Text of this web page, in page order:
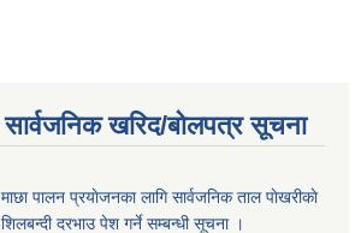
सार्वजनिक खरिद/बोलपत्र सूचना
माछा पालन प्रयाेजनका लागि सार्वजनिक ताल पाेखरीकाे
शिलबन्दी दरभाउ पेश गर्ने सम्बन्धी सूचना ।